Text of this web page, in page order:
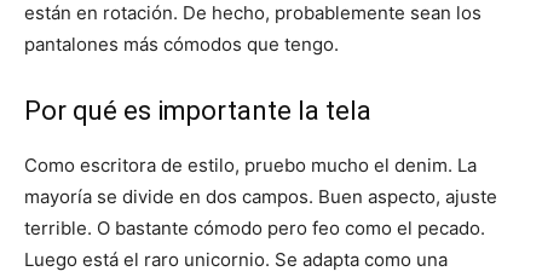
están en rotación. De hecho, probablemente sean los
pantalones más cómodos que tengo.
Por qué es importante la tela
Como escritora de estilo, pruebo mucho el denim. La
mayoría se divide en dos campos. Buen aspecto, ajuste
terrible. O bastante cómodo pero feo como el pecado.
Luego está el raro unicornio. Se adapta como una